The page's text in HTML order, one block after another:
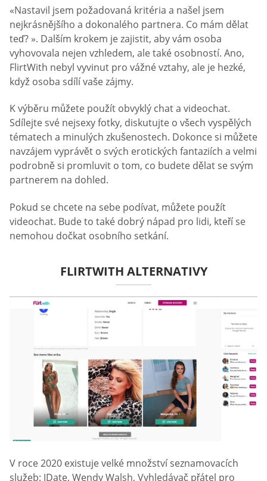
«Nastavil jsem požadovaná kritéria a našel jsem
nejkrásnějšího a dokonalého partnera. Co mám dělat
teď? ». Dalším krokem je zajistit, aby vám osoba
vyhovovala nejen vzhledem, ale také osobností. Ano,
FlirtWith nebyl vyvinut pro vážné vztahy, ale je hezké,
když osoba sdílí vaše zájmy.
K výběru můžete použít obvyklý chat a videochat.
Sdílejte své nejsexy fotky, diskutujte o všech vyspělých
tématech a minulých zkušenostech. Dokonce si můžete
navzájem vyprávět o svých erotických fantaziích a velmi
podrobně si promluvit o tom, co budete dělat se svým
partnerem na dohled.
Pokud se chcete na sebe podívat, můžete použít
videochat. Bude to také dobrý nápad pro lidi, kteří se
nemohou dočkat osobního setkání.
FLIRTWITH ALTERNATIVY
V roce 2020 existuje velké množství seznamovacích
služeb: JDate, Wendy Walsh, Vyhledávač přátel pro